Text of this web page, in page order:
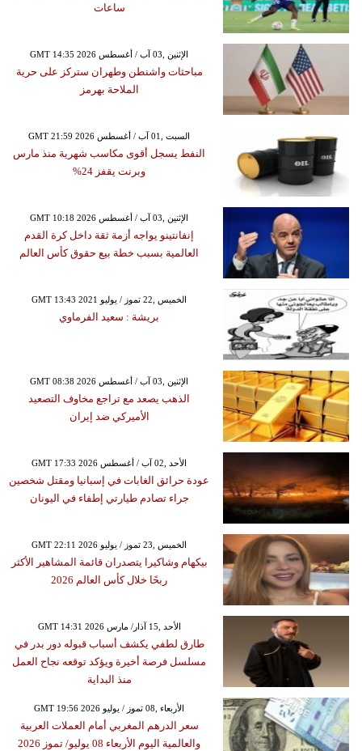
ساعات
GMT 14:35 2026 الإثنين ,03 آب / أغسطس
مباحثات واشنطن وطهران ستركز على حرية
الملاحة بهرمز
GMT 21:59 2026 السبت ,01 آب / أغسطس
النفط يسجل أقوى مكاسب شهرية منذ مارس
وبرنت يقفز 24%
GMT 10:18 2026 الإثنين ,03 آب / أغسطس
إنفانتينو يواجه أزمة ثقة داخل كرة القدم
العالمية بسبب خطة بيع حقوق كأس العالم
GMT 13:43 2021 الخميس ,22 تموز / يوليو
بريشة : سعيد الفرماوي
GMT 08:38 2026 الإثنين ,03 آب / أغسطس
الذهب يصعد مع تراجع مخاوف التصعيد
الأميركي ضد إيران
GMT 17:33 2026 الأحد ,02 آب / أغسطس
عودة حرائق الغابات في إسبانيا ومقتل شخصين
جراء تصادم طيارتي إطفاء في اليونان
GMT 22:11 2026 الخميس ,23 تموز / يوليو
بيكهام وشاكيرا يتصدران قائمة المشاهير الأكثر
ربحًا خلال كأس العالم 2026
GMT 14:31 2026 الأحد ,15 آذار/ مارس
طارق لطفي يكشف أسباب قبوله دور بدر في
مسلسل فرصة أخيرة ويؤكد توقعه نجاح العمل
منذ البداية
GMT 19:56 2026 الأربعاء ,08 تموز / يوليو
سعر الدرهم المغربي أمام العملات العربية
والعالمية اليوم الأربعاء 08 يوليو/ تموز 2026